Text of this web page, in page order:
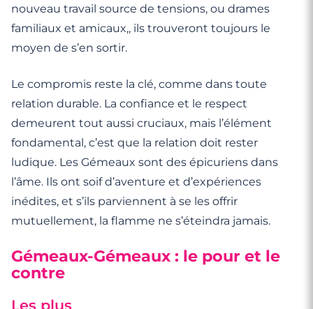
nouveau travail source de tensions, ou drames
familiaux et amicaux,, ils trouveront toujours le
moyen de s’en sortir.
Le compromis reste la clé, comme dans toute
relation durable. La confiance et le respect
demeurent tout aussi cruciaux, mais l’élément
fondamental, c’est que la relation doit rester
ludique. Les Gémeaux sont des épicuriens dans
l’âme. Ils ont soif d’aventure et d’expériences
inédites, et s’ils parviennent à se les offrir
mutuellement, la flamme ne s’éteindra jamais.
Gémeaux-Gémeaux : le pour et le
contre
Les plus